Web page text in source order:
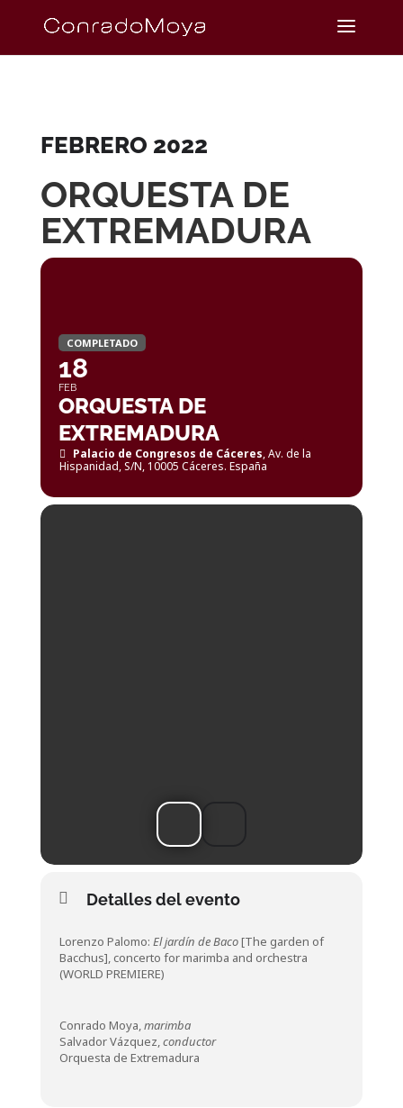
FEBRERO 2022
ORQUESTA DE
EXTREMADURA
COMPLETADO
18
FEB
ORQUESTA DE
EXTREMADURA
Palacio de Congresos de Cáceres, Av. de la
Hispanidad, S/N, 10005 Cáceres. España
Detalles del evento
Lorenzo Palomo: El jardín de Baco[The garden of
Bacchus], concerto for marimba and orchestra
(WORLD PREMIERE)
Conrado Moya,marimba
Salvador Vázquez,conductor
Orquesta de Extremadura